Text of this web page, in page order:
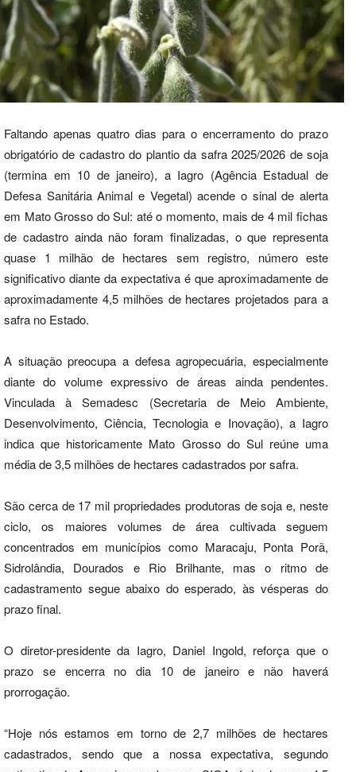
Faltando apenas quatro dias para o encerramento do prazo
obrigatório de cadastro do plantio da safra 2025/2026 de soja
(termina em 10 de janeiro), a Iagro (Agência Estadual de
Defesa Sanitária Animal e Vegetal) acende o sinal de alerta
em Mato Grosso do Sul: até o momento, mais de 4 mil fichas
de cadastro ainda não foram finalizadas, o que representa
quase 1 milhão de hectares sem registro, número este
significativo diante da expectativa é que aproximadamente de
aproximadamente 4,5 milhões de hectares projetados para a
safra no Estado.
A situação preocupa a defesa agropecuária, especialmente
diante do volume expressivo de áreas ainda pendentes.
Vinculada à Semadesc (Secretaria de Meio Ambiente,
Desenvolvimento, Ciência, Tecnologia e Inovação), a Iagro
indica que historicamente Mato Grosso do Sul reúne uma
média de 3,5 milhões de hectares cadastrados por safra.
São cerca de 17 mil propriedades produtoras de soja e, neste
ciclo, os maiores volumes de área cultivada seguem
concentrados em municípios como Maracaju, Ponta Porã,
Sidrolândia, Dourados e Rio Brilhante, mas o ritmo de
cadastramento segue abaixo do esperado, às vésperas do
prazo final.
O diretor-presidente da Iagro, Daniel Ingold, reforça que o
prazo se encerra no dia 10 de janeiro e não haverá
prorrogação.
“Hoje nós estamos em torno de 2,7 milhões de hectares
cadastrados, sendo que a nossa expectativa, segundo